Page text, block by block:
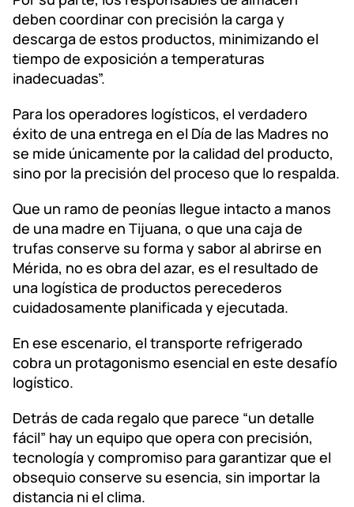
deben coordinar con precisión la carga y
descarga de estos productos, minimizando el
tiempo de exposición a temperaturas
inadecuadas”.
Para los operadores logísticos, el verdadero
éxito de una entrega en el Día de las Madres no
se mide únicamente por la calidad del producto,
sino por la precisión del proceso que lo respalda.
Que un ramo de peonías llegue intacto a manos
de una madre en Tijuana, o que una caja de
trufas conserve su forma y sabor al abrirse en
Mérida, no es obra del azar, es el resultado de
una logística de productos perecederos
cuidadosamente planificada y ejecutada.
En ese escenario, el transporte refrigerado
cobra un protagonismo esencial en este desafío
logístico.
Detrás de cada regalo que parece “un detalle
fácil” hay un equipo que opera con precisión,
tecnología y compromiso para garantizar que el
obsequio conserve su esencia, sin importar la
distancia ni el clima.